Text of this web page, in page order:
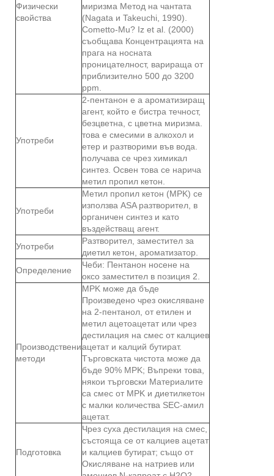
Физически
свойства
миризма Метод на чантата
(Nagata и Takeuchi, 1990).
Cometto-Mu? Iz et al. (2000)
съобщава Концентрацията на
прага на носната
проницателност, варираща от
приблизително 500 до 3200
ppm.
Употреби
2-пентанон е a ароматизиращ
агент, който е бистра течност,
безцветна, с цветна миризма.
това е смесими в алкохол и
етер и разтворими във вода.
получава се чрез химикал
синтез. Освен това се нарича
метил пропил кетон.
Употреби
Метил пропил кетон (MPK) се
използва ASA разтворител, в
органичен синтез и като
въздействащ агент.
Употреби
Разтворител, заместител за
диетил кетон, ароматизатор.
Определение
Чеби: Пентанон носене на
оксо заместител в позиция 2.
Производствени
методи
MPK може да бъде
Произведено чрез окисляване
на 2-пентанол, от етилен и
метил ацетоацетат или чрез
дестилация на смес от калциев
ацетат и калций бутират.
Търговската чистота може да
бъде 90% MPK; Въпреки това,
някои търговски Материалите
са смес от MPK и диетилкетон
с малки количества SEC-амил
ацетат.
Подготовка
Чрез суха дестилация на смес,
състояща се от калциев ацетат
и калциев бутират; също от
Окисляване на натриев или